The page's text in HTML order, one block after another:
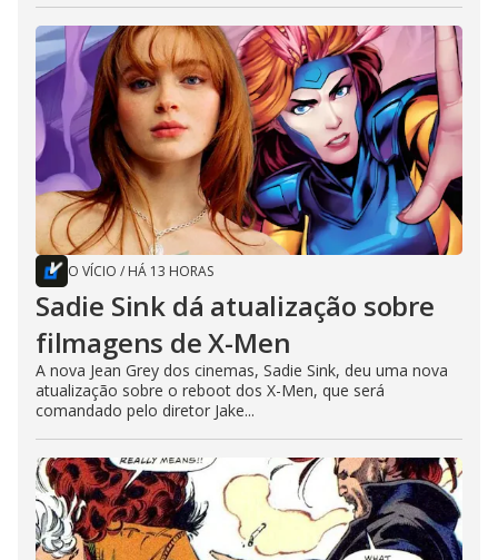
O VÍCIO / HÁ 13 HORAS
Sadie Sink dá atualização sobre
filmagens de X-Men
A nova Jean Grey dos cinemas, Sadie Sink, deu uma nova
atualização sobre o reboot dos X-Men, que será
comandado pelo diretor Jake...